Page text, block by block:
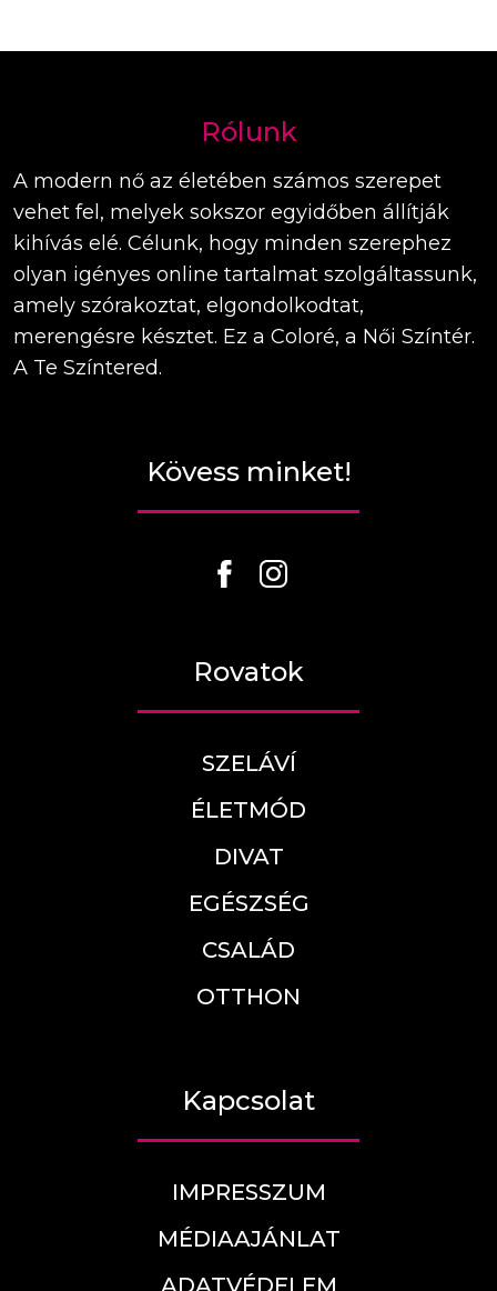
Rólunk
A modern nő az életében számos szerepet
vehet fel, melyek sokszor egyidőben állítják
kihívás elé. Célunk, hogy minden szerephez
olyan igényes online tartalmat szolgáltassunk,
amely szórakoztat, elgondolkodtat,
merengésre késztet. Ez a Coloré, a Női Színtér.
A Te Színtered.
Kövess minket!
Rovatok
SZELÁVÍ
ÉLETMÓD
DIVAT
EGÉSZSÉG
CSALÁD
OTTHON
Kapcsolat
IMPRESSZUM
MÉDIAAJÁNLAT
ADATVÉDELEM